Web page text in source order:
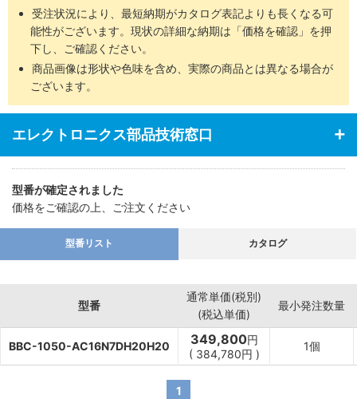
受注状況により、最短納期がカタログ表記よりも長くなる可
能性がございます。現状の詳細な納期は「価格を確認」を押
下し、ご確認ください。
商品画像は形状や色味を含め、実際の商品とは異なる場合が
ございます。
エレクトロニクス部品技術窓口
型番が確定されました
価格をご確認の上、ご注文ください
型番リスト カタログ
型番
通常単価(税別)
(税込単価)
最小発注数量
BBC-1050-AC16N7DH20H20 349,800円
( 384,780円 )
1個
1